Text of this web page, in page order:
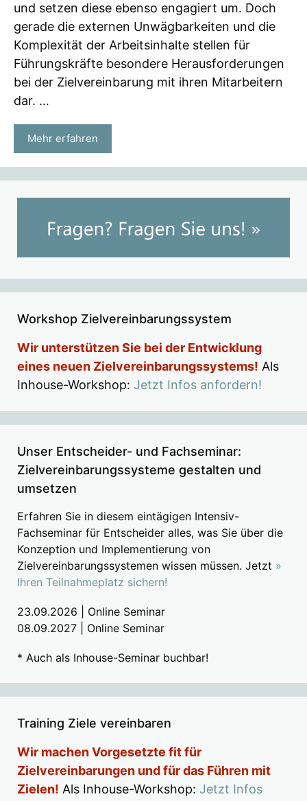
und setzen diese ebenso engagiert um. Doch
gerade die externen Unwägbarkeiten und die
Komplexität der Arbeitsinhalte stellen für
Führungskräfte besondere Herausforderungen
bei der Zielvereinbarung mit ihren Mitarbeitern
dar. …
Mehr erfahren
Workshop Zielvereinbarungssystem
Wir unterstützen Sie bei der Entwicklung
eines neuen Zielvereinbarungssystems! Als
Inhouse-Workshop: Jetzt Infos anfordern!
Unser Entscheider- und Fachseminar:
Zielvereinbarungssysteme gestalten und
umsetzen
Erfahren Sie in diesem eintägigen Intensiv-
Fachseminar für Entscheider alles, was Sie über die
Konzeption und Implementierung von
Zielvereinbarungssystemen wissen müssen. Jetzt »
Ihren Teilnahmeplatz sichern!
23.09.2026 | Online Seminar
08.09.2027 | Online Seminar
* Auch als Inhouse-Seminar buchbar!
Training Ziele vereinbaren
Wir machen Vorgesetzte fit für
Zielvereinbarungen und für das Führen mit
Zielen! Als Inhouse-Workshop: Jetzt Infos